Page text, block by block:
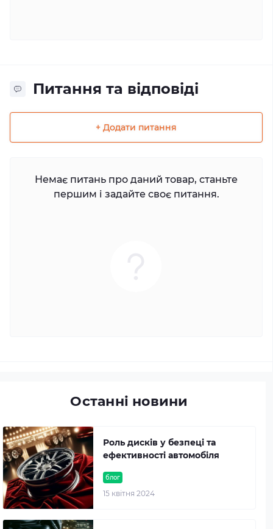
Питання та відповіді
+ Додати питання
Немає питань про даний товар, станьте
першим і задайте своє питання.
Останні новини
блог
15 квітня 2024
Роль дисків у безпеці та
ефективності автомобіля